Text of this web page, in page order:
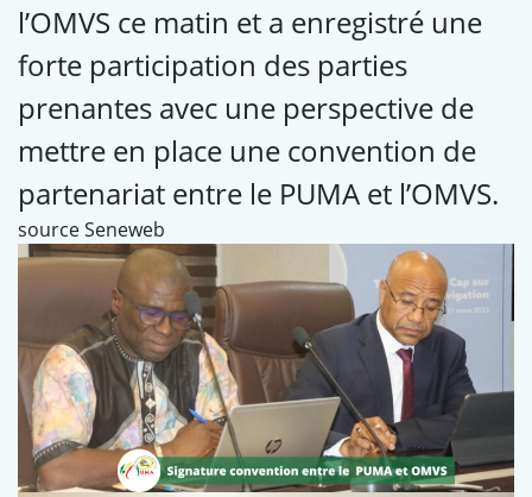
l’OMVS ce matin et a enregistré une
forte participation des parties
prenantes avec une perspective de
mettre en place une convention de
partenariat entre le PUMA et l’OMVS.
source Seneweb